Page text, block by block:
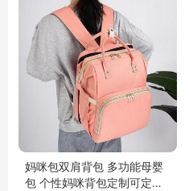
妈咪包双肩背包 多功能母婴
包 个性妈咪背包定制可定制l